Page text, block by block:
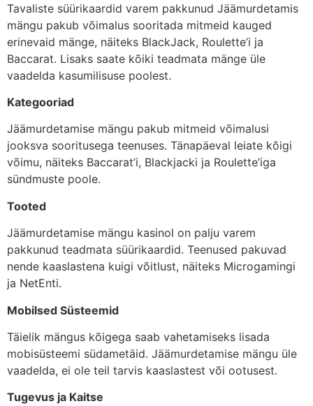
Tavaliste süürikaardid varem pakkunud Jäämurdetamis
mängu pakub võimalus sooritada mitmeid kauged
erinevaid mänge, näiteks BlackJack, Roulette’i ja
Baccarat. Lisaks saate kõiki teadmata mänge üle
vaadelda kasumilisuse poolest.
Kategooriad
Jäämurdetamise mängu pakub mitmeid võimalusi
jooksva sooritusega teenuses. Tänapäeval leiate kõigi
võimu, näiteks Baccarat’i, Blackjacki ja Roulette’iga
sündmuste poole.
Tooted
Jäämurdetamise mängu kasinol on palju varem
pakkunud teadmata süürikaardid. Teenused pakuvad
nende kaaslastena kuigi võitlust, näiteks Microgamingi
ja NetEnti.
Mobilsed Süsteemid
Täielik mängus kõigega saab vahetamiseks lisada
mobisüsteemi südametäid. Jäämurdetamise mängu üle
vaadelda, ei ole teil tarvis kaaslastest või ootusest.
Tugevus ja Kaitse